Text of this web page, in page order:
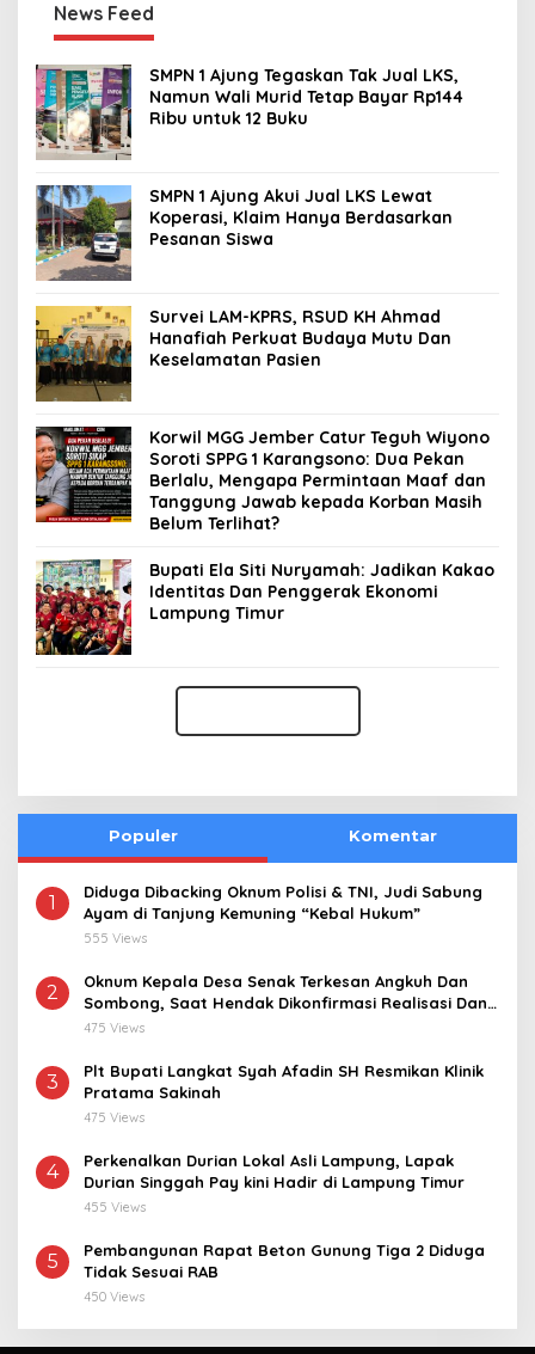
News Feed
SMPN 1 Ajung Tegaskan Tak Jual LKS,
Namun Wali Murid Tetap Bayar Rp144
Ribu untuk 12 Buku
SMPN 1 Ajung Akui Jual LKS Lewat
Koperasi, Klaim Hanya Berdasarkan
Pesanan Siswa
Survei LAM-KPRS, RSUD KH Ahmad
Hanafiah Perkuat Budaya Mutu Dan
Keselamatan Pasien
Korwil MGG Jember Catur Teguh Wiyono
Soroti SPPG 1 Karangsono: Dua Pekan
Berlalu, Mengapa Permintaan Maaf dan
Tanggung Jawab kepada Korban Masih
Belum Terlihat?
Bupati Ela Siti Nuryamah: Jadikan Kakao
Identitas Dan Penggerak Ekonomi
Lampung Timur
Populer Komentar
1
Diduga Dibacking Oknum Polisi & TNI, Judi Sabung
Ayam di Tanjung Kemuning “Kebal Hukum”
555 Views
2
Oknum Kepala Desa Senak Terkesan Angkuh Dan
Sombong, Saat Hendak Dikonfirmasi Realisasi Dana
Desa 2021-2024
475 Views
3
Plt Bupati Langkat Syah Afadin SH Resmikan Klinik
Pratama Sakinah
475 Views
4
Perkenalkan Durian Lokal Asli Lampung, Lapak
Durian Singgah Pay kini Hadir di Lampung Timur
455 Views
5
Pembangunan Rapat Beton Gunung Tiga 2 Diduga
Tidak Sesuai RAB
450 Views